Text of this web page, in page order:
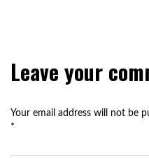
Leave your
Your email address will not be
*